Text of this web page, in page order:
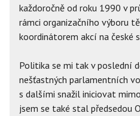
každoročně od roku 1990 v
rámci organizačního výboru
koordinátorem akcí na české
Politika se mi tak v poslední
nešťastných parlamentních
s dalšími snažil iniciovat
jsem se také stal předsedou